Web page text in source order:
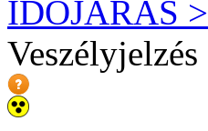
IDŐJÁRÁS >
Veszélyjelzés